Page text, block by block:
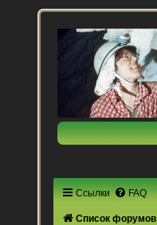
Ссылки FAQ
Список форумов